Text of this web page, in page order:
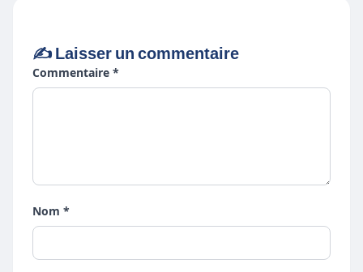
✍️ Laisser un commentaire
Commentaire *
Nom *